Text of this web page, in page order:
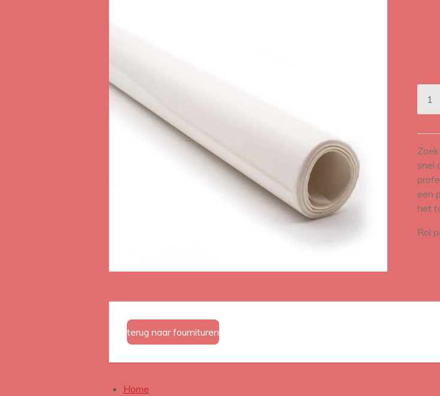
snel
een
het
Rol
terug naar fournituren
Home